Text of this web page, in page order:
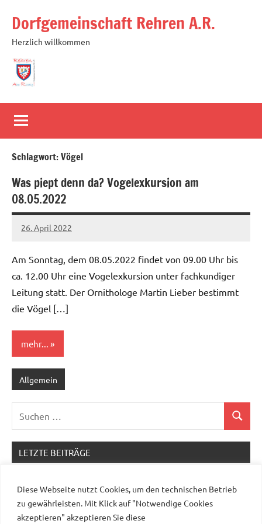
Diese Webseite nutzt Cookies, um den technischen Betrieb
zu gewährleisten. Mit Klick auf "Notwendige Cookies
akzeptieren" akzeptieren Sie diese
Inhalt
springen
Dorfgemeinschaft Rehren A.R.
Herzlich willkommen
Schlagwort:Vögel
Was piept denn da? Vogelexkursion am
08.05.2022
26. April 2022
Michael
Am Sonntag, dem 08.05.2022 findet von 09.00 Uhr bis
ca. 12.00 Uhr eine Vogelexkursion unter fachkundiger
Leitung statt. Der Ornithologe Martin Lieber bestimmt
die Vögel […]
mehr...
Allgemein
Suchen
LETZTE BEITRÄGE
Verlängerung des Feldrandgehölzes am
Brandkoppelweg